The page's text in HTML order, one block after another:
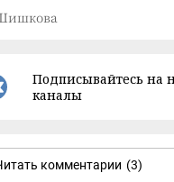
Подписывайтесь на
каналы
комментарии (3)